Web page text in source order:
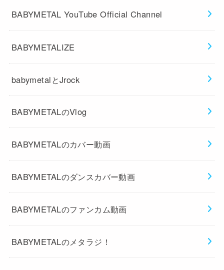
BABYMETAL YouTube Official Channel
BABYMETALIZE
babymetalとJrock
BABYMETALのVlog
BABYMETALのカバー動画
BABYMETALのダンスカバー動画
BABYMETALのファンカム動画
BABYMETALのメタラジ！